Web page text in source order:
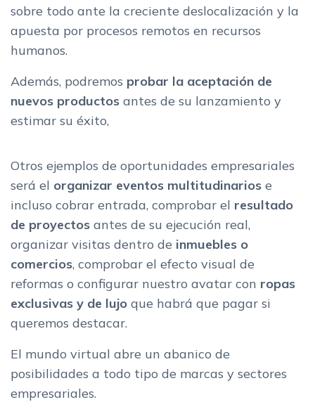
sobre todo ante la creciente deslocalización y la
apuesta por procesos remotos en recursos
humanos.
Además, podremos probar la aceptación de
nuevos productos antes de su lanzamiento y
estimar su éxito,
Otros ejemplos de oportunidades empresariales
será el organizar eventos multitudinarios e
incluso cobrar entrada, comprobar el resultado
de proyectos antes de su ejecución real,
organizar visitas dentro de inmuebles o
comercios, comprobar el efecto visual de
reformas o configurar nuestro avatar con ropas
exclusivas y de lujo que habrá que pagar si
queremos destacar.
El mundo virtual abre un abanico de
posibilidades a todo tipo de marcas y sectores
empresariales.